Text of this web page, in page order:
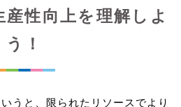
性向上を理解しよ
う！
うと、限られたリソースでより